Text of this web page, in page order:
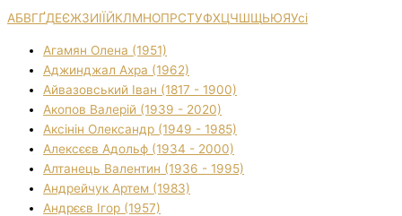
АБВГҐДЕЄЖЗИІЇЙКЛМНОПРСТУФХЦЧШЩЬЮЯУсі
Агамян Олена (1951)
Аджинджал Ахра (1962)
Айвазовський Іван (1817 - 1900)
Акопов Валерій (1939 - 2020)
Аксінін Олександр (1949 - 1985)
Алексєєв Адольф (1934 - 2000)
Алтанець Валентин (1936 - 1995)
Андрейчук Артем (1983)
Андрєєв Ігор (1957)